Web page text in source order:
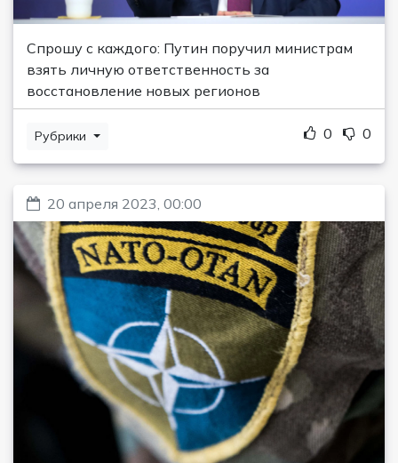
Спрошу с каждого: Путин поручил министрам
взять личную ответственность за
восстановление новых регионов
Рубрики 0 0
20 апреля 2023, 00:00